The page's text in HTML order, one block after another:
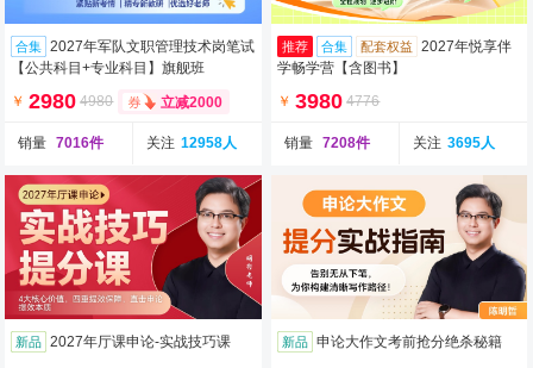
合集
2027年军队文职管理技术岗笔试
【公共科目+专业科目】旗舰班
￥ 2980 4980 立减2000
销量 7016件 关注 12958人
推荐 合集 配套权益
2027年悦享伴
学畅学营【含图书】
￥ 3980 4776
销量 7208件 关注 3695人
新品 2027年厅课申论-实战技巧课 新品 申论大作文考前抢分绝杀秘籍